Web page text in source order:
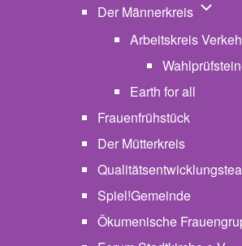
Der Männerkreis
Arbeitskreis
Earth for all
Frauenfrühstück
Der Mütterkreis
Spiel!Gemeinde
Ökumenische